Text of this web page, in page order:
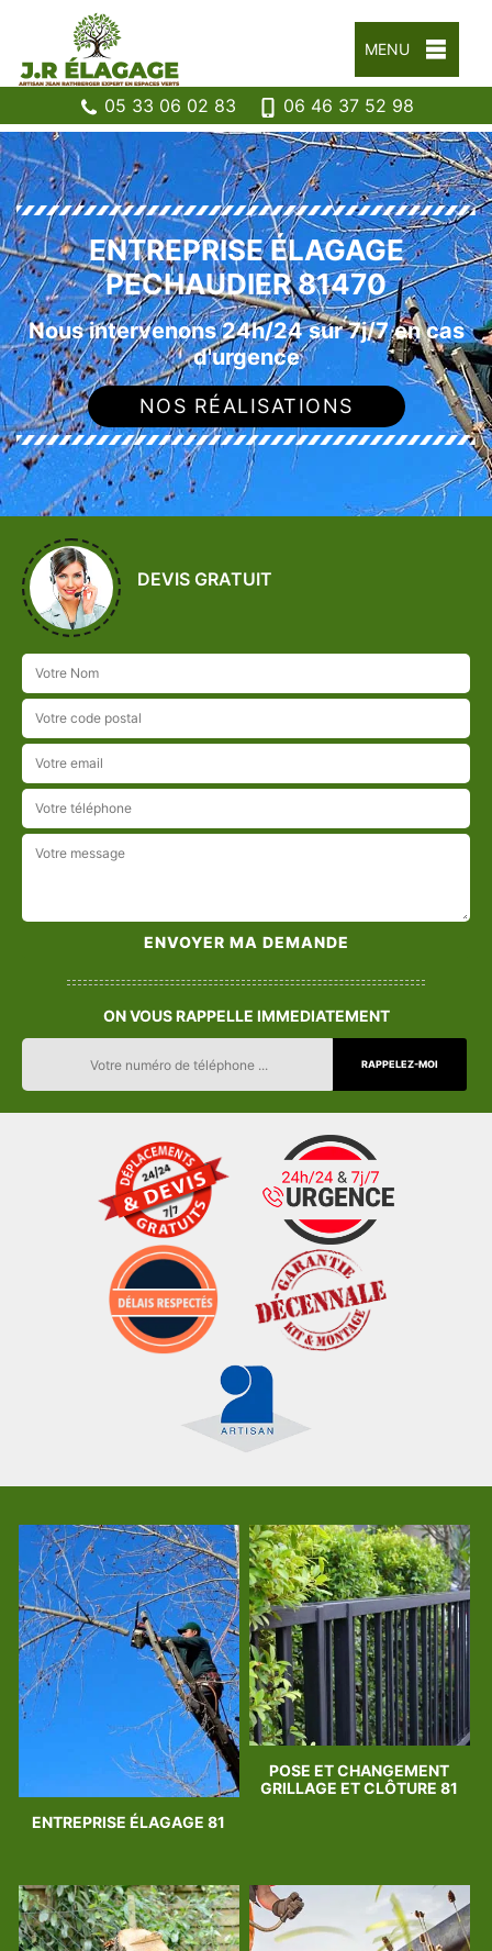
MENU
05 33 06 02 83 06 46 37 52 98
ENTREPRISE ÉLAGAGE
PECHAUDIER 81470
Nous intervenons 24h/24 sur 7j/7 en cas
d'urgence
NOS RÉALISATIONS
DEVIS GRATUIT
ON VOUS RAPPELLE IMMEDIATEMENT
ENTREPRISE ÉLAGAGE 81
POSE ET CHANGEMENT
GRILLAGE ET CLÔTURE 81